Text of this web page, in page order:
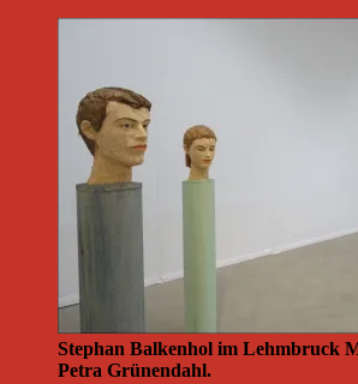
Stephan Balkenhol im Lehmbruck
Petra Grünendahl.